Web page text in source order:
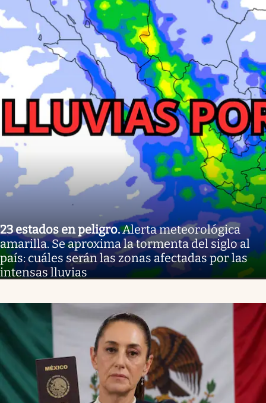
23 estados en peligro.Alerta meteorológica
amarilla. Se aproxima la tormenta del siglo al
país: cuáles serán las zonas afectadas por las
intensas lluvias